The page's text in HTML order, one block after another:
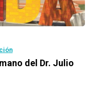
del Dr. Julio